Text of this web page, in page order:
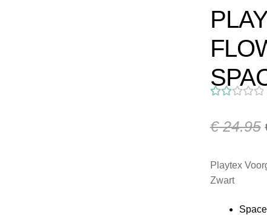
aarde
op 5
geba
€24.95
Playtex
Zwart